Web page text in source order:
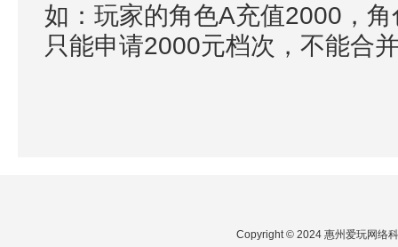
如：玩家的角色A充值2000，
只能申请2000元档次，不能合
Copyright © 2024 惠州爱玩网络